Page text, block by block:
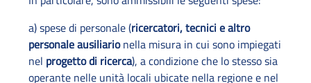
a) spese di personale (ricercatori, tecnici e altro
personale ausiliarionella misura in cui sono impiegati
nel progetto di ricerca), a condizione che lo stesso sia
operante nelle unità locali ubicate nella regione e nel